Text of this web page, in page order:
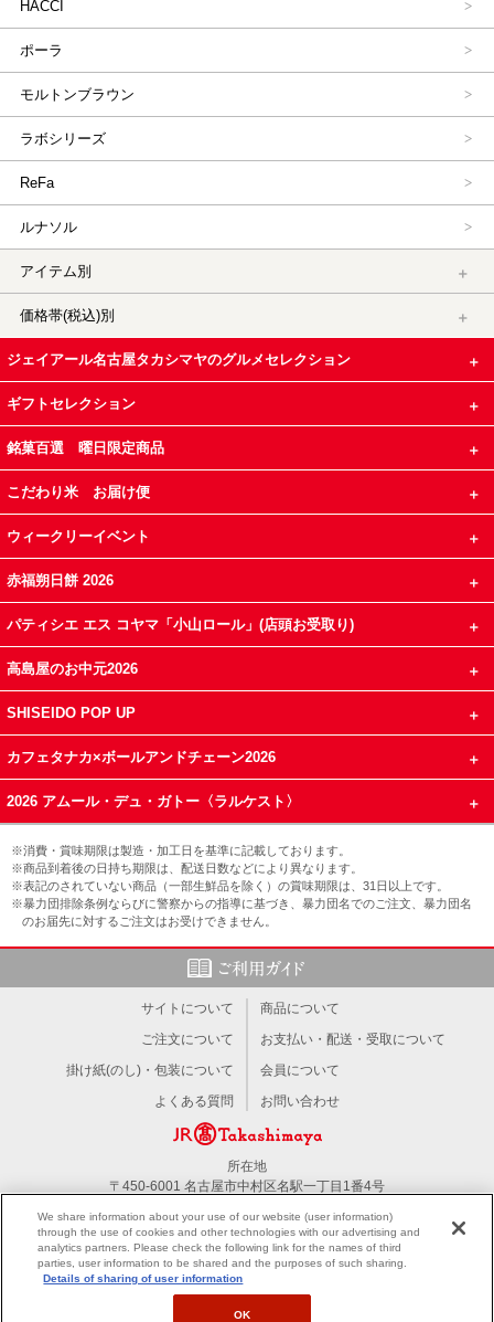
HACCI
ポーラ
モルトンブラウン
ラボシリーズ
ReFa
ルナソル
アイテム別
価格帯(税込)別
ジェイアール名古屋タカシマヤのグルメセレクション
ギフトセレクション
銘菓百選 曜日限定商品
こだわり米 お届け便
ウィークリーイベント
赤福朔日餅 2026
パティシエ エス コヤマ「小山ロール」(店頭お受取り)
高島屋のお中元2026
SHISEIDO POP UP
カフェタナカ×ボールアンドチェーン2026
2026 アムール・デュ・ガトー〈ラルケスト〉
※消費・賞味期限は製造・加工日を基準に記載しております。
※商品到着後の日持ち期限は、配送日数などにより異なります。
※表記のされていない商品（一部生鮮品を除く）の賞味期限は、31日以上です。
※暴力団排除条例ならびに警察からの指導に基づき、暴力団名でのご注文、暴力団名
のお届先に対するご注文はお受けできません。
サイトについて
商品について
ご注文について
お支払い・配送・受取について
掛け紙(のし)・包装について
会員について
よくある質問
お問い合わせ
所在地
〒450-6001 名古屋市中村区名駅一丁目1番4号
PC版を見る
All right reserved by JR Tokai Takashimaya Co,Ltd.
We share information about your use of our website (user information)
through the use of cookies and other technologies with our advertising and
analytics partners. Please check the following link for the names of third
parties, user information to be shared and the purposes of such sharing.
Details of sharing of user information
OK